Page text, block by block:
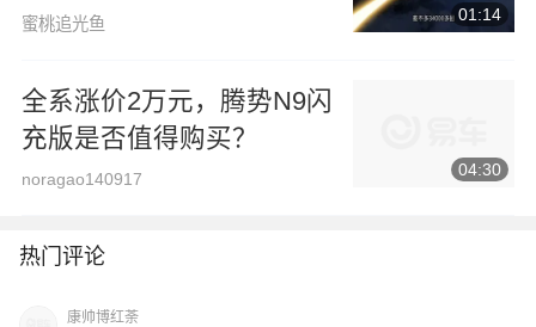
蜜桃追光鱼
01:14
全系涨价2万元，腾势N9闪
充版是否值得购买？
noragao140917
04:30
热门评论
康帅博红荼